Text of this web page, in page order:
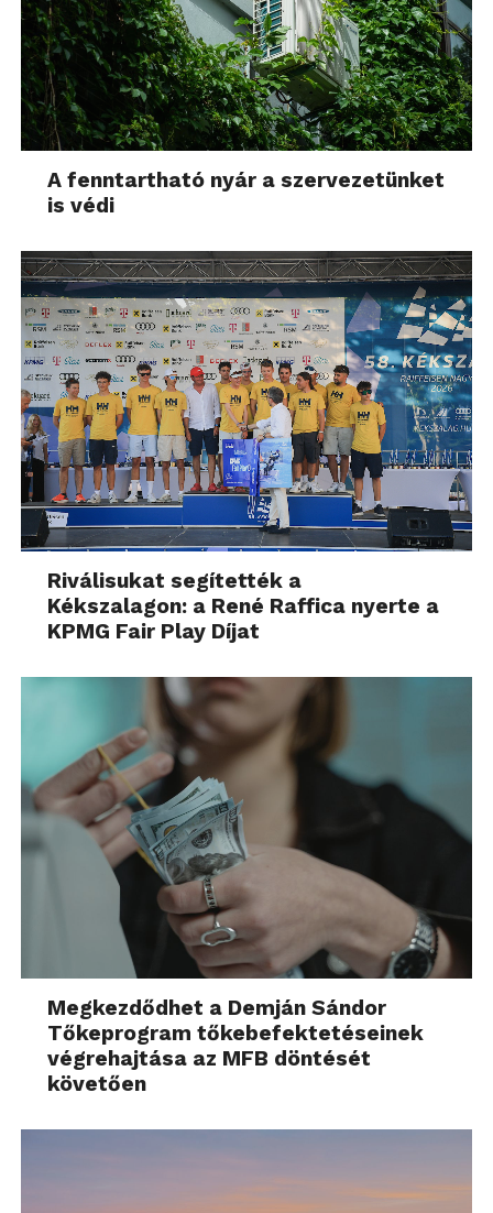
A fenntartható nyár a szervezetünket
is védi
Riválisukat segítették a
Kékszalagon: a René Raffica nyerte a
KPMG Fair Play Díjat
Megkezdődhet a Demján Sándor
Tőkeprogram tőkebefektetéseinek
végrehajtása az MFB döntését
követően